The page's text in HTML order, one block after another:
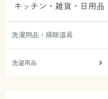
キッチン・雑貨・日用品
洗濯用品・掃除道具
洗濯用品